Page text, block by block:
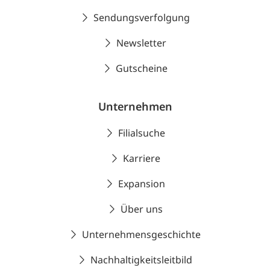
Sendungsverfolgung
Newsletter
Gutscheine
Unternehmen
Filialsuche
Karriere
Expansion
Über uns
Unternehmensgeschichte
Nachhaltigkeitsleitbild